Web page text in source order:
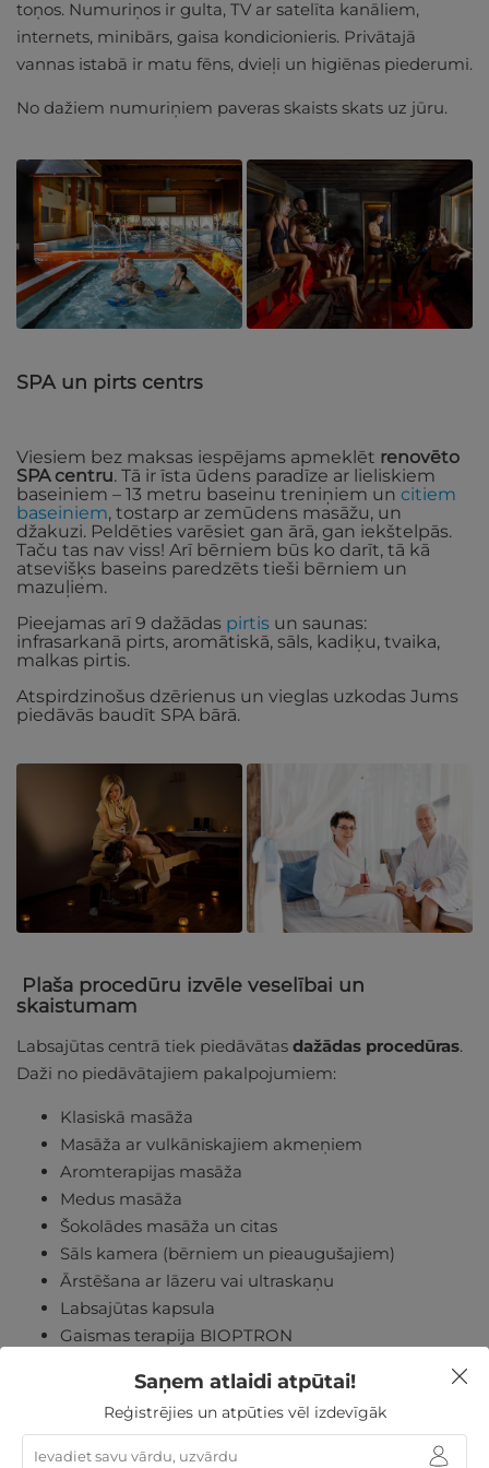
toņos. Numuriņos ir gulta, TV ar satelīta kanāliem,
internets, minibārs, gaisa kondicionieris. Privātajā
vannas istabā ir matu fēns, dvieļi un higiēnas piederumi.
No dažiem numuriņiem paveras skaists skats uz jūru.
SPA un pirts centrs
Viesiem bez maksas iespējams apmeklēt renovēto
SPA centru. Tā ir īsta ūdens paradīze ar lieliskiem
baseiniem – 13 metru baseinu treniņiem un citiem
baseiniem, tostarp ar zemūdens masāžu, un
džakuzi. Peldēties varēsiet gan ārā, gan iekštelpās.
Taču tas nav viss! Arī bērniem būs ko darīt, tā kā
atsevišķs baseins paredzēts tieši bērniem un
mazuļiem.
Pieejamas arī 9 dažādas pirtis un saunas:
infrasarkanā pirts, aromātiskā, sāls, kadiķu, tvaika,
malkas pirtis.
Atspirdzinošus dzērienus un vieglas uzkodas Jums
piedāvās baudīt SPA bārā.
Plaša procedūru izvēle veselībai un
skaistumam
Labsajūtas centrā tiek piedāvātas dažādas procedūras.
Daži no piedāvātajiem pakalpojumiem:
Klasiskā masāža
Masāža ar vulkāniskajiem akmeņiem
Aromterapijas masāža
Medus masāža
Šokolādes masāža un citas
Sāls kamera (bērniem un pieaugušajiem)
Ārstēšana ar lāzeru vai ultraskaņu
Labsajūtas kapsula
Gaismas terapija BIOPTRON
Masāžas vanna ar pienu
Vīna vanna
Saņem atlaidi atpūtai!
Reģistrējies un atpūties vēl izdevīgāk